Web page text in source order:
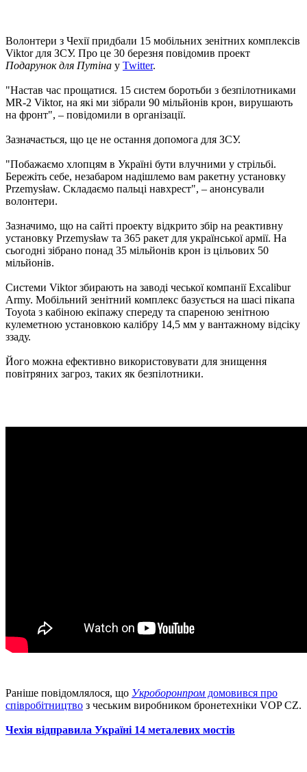
Волонтери з Чехії придбали 15 мобільних зенітних комплексів
Viktor для ЗСУ. Про це 30 березня повідомив проект
Подарунок для Путіна у Twitter.
"Настав час прощатися. 15 систем боротьби з безпілотниками
MR-2 Viktor, на які ми зібрали 90 мільйонів крон, вирушають
на фронт", – повідомили в організації.
Зазначається, що це не остання допомога для ЗСУ.
"Побажаємо хлопцям в Україні бути влучними у стрільбі.
Бережіть себе, незабаром надішлемо вам ракетну установку
Przemysław. Складаємо пальці навхрест", – анонсували
волонтери.
Зазначимо, що на сайті проекту відкрито збір на реактивну
установку Przemysław та 365 ракет для української армії. На
сьогодні зібрано понад 35 мільйонів крон із цільових 50
мільйонів.
Системи Viktor збирають на заводі чеської компанії Excalibur
Army. Мобільний зенітний комплекс базується на шасі пікапа
Toyota з кабіною екіпажу спереду та спареною зенітною
кулеметною установкою калібру 14,5 мм у вантажному відсіку
ззаду.
Його можна ефективно використовувати для знищення
повітряних загроз, таких як безпілотники.
Раніше повідомлялося, що Укроборонпром домовився про
співробітництво з чеським виробником бронетехніки VOP CZ.
Чехія відправила Україні 14 металевих мостів